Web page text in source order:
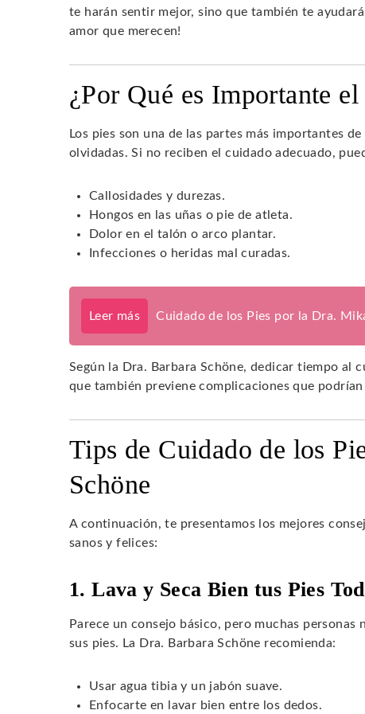
te harán sentir mejor, sino que también te
amor que merecen!
¿Por Qué es Importante
Los pies son una de las partes más importantes
olvidadas. Si no reciben el cuidado adecuado,
Callosidades y durezas.
Hongos en las uñas o pie de atleta.
Dolor en el talón o arco plantar.
Infecciones o heridas mal curadas.
Leer más Cuidado de los Pies por la Dra.
Según la Dra. Barbara Schöne, dedicar tiempo al
que también previene complicaciones que
Tips de Cuidado de los
Schöne
A continuación, te presentamos los mejores
sanos y felices:
1. Lava y Seca Bien tus Pies
Parece un consejo básico, pero muchas
sus pies. La Dra. Barbara Schöne recomienda:
Usar agua tibia y un jabón suave.
Enfocarte en lavar bien entre los dedos.